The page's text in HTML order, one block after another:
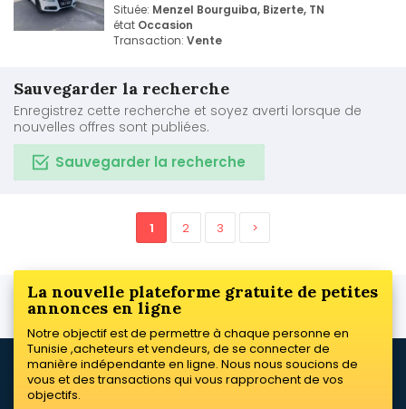
Située: Menzel Bourguiba, Bizerte, TN
état Occasion
Transaction: Vente
Sauvegarder la recherche
Enregistrez cette recherche et soyez averti lorsque de
nouvelles offres sont publiées.
Sauvegarder la recherche
1 2 3 >
La nouvelle plateforme gratuite de petites
annonces en ligne
Notre objectif est de permettre à chaque personne en
Tunisie ,acheteurs et vendeurs, de se connecter de
manière indépendante en ligne. Nous nous soucions de
vous et des transactions qui vous rapprochent de vos
objectifs.